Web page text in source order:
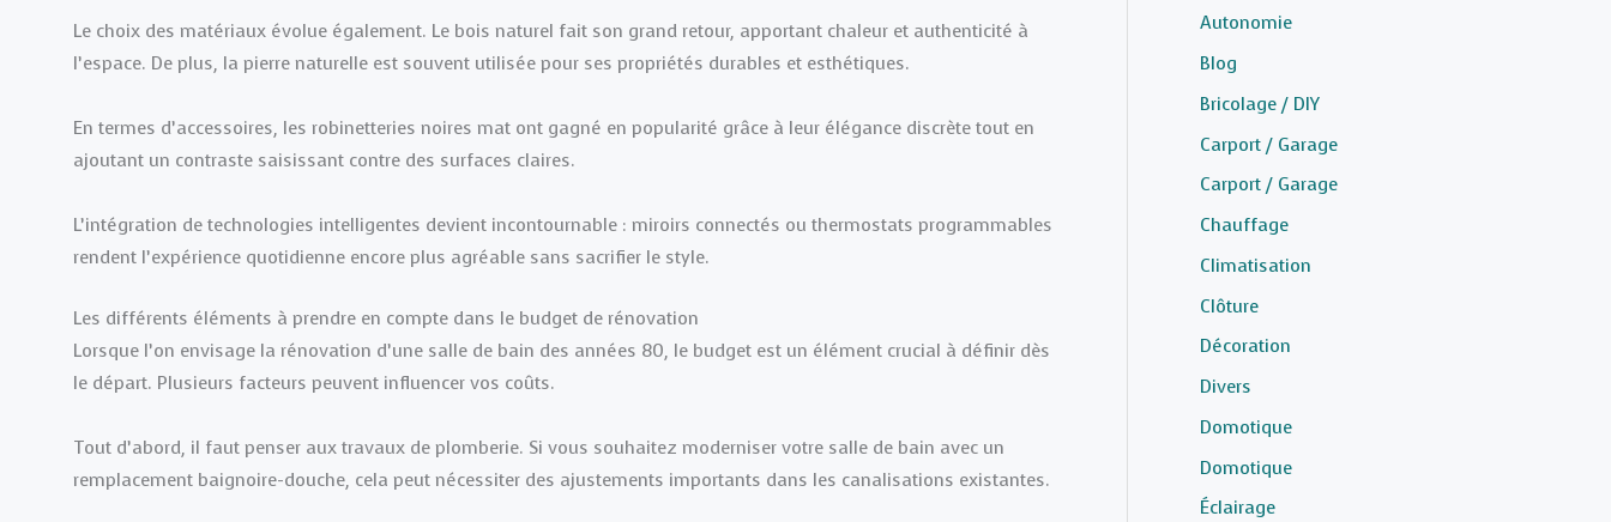
Le choix des matériaux évolue également. Le bois naturel fait son grand retour, apportant chaleur et authenticité à
l’espace. De plus, la pierre naturelle est souvent utilisée pour ses propriétés durables et esthétiques.
En termes d’accessoires, les robinetteries noires mat ont gagné en popularité grâce à leur élégance discrète tout en
ajoutant un contraste saisissant contre des surfaces claires.
L’intégration de technologies intelligentes devient incontournable : miroirs connectés ou thermostats programmables
rendent l’expérience quotidienne encore plus agréable sans sacrifier le style.
Les différents éléments à prendre en compte dans le budget de rénovation
Lorsque l’on envisage la rénovation d’une salle de bain des années 80, le budget est un élément crucial à définir dès
le départ. Plusieurs facteurs peuvent influencer vos coûts.
Tout d’abord, il faut penser aux travaux de plomberie. Si vous souhaitez moderniser votre salle de bain avec un
remplacement baignoire-douche, cela peut nécessiter des ajustements importants dans les canalisations existantes.
Autonomie
Blog
Bricolage / DIY
Carport / Garage
Carport / Garage
Chauffage
Climatisation
Clôture
Décoration
Divers
Domotique
Domotique
Éclairage